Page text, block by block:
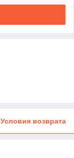
Условия возврата